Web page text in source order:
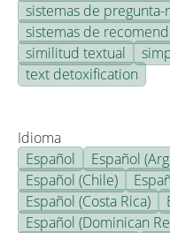
sistemas de pregunta-
sistemas de
similitud textual
text detoxification
Idioma
Español
Español
Español (Chile)
Español (Costa Rica)
Español (Dominican